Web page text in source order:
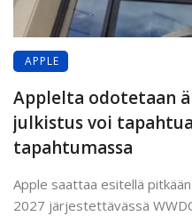
APPLE
Applelta odotetaan
julkistus voi tapahtua
tapahtumassa
Apple saattaa esitellä
2027 järjestettävässä